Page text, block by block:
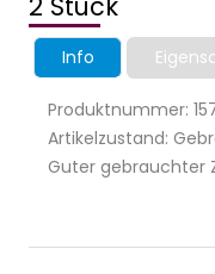
Info
Produktnummer:
Artikelzustand:
Guter gebrauchter